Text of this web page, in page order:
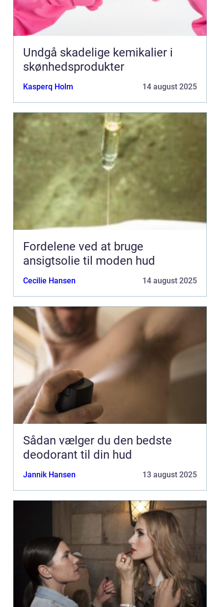
Undgå skadelige kemikalier i
skønhedsprodukter
Kasperq Holm 14 august 2025
Fordelene ved at bruge
ansigtsolie til moden hud
Cecilie Hansen 14 august 2025
Sådan vælger du den bedste
deodorant til din hud
Jannik Hansen 13 august 2025